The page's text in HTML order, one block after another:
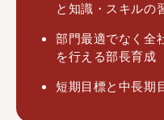
と知識・スキルの
部門最適でなく全
を行える部長育成
短期目標と中長期